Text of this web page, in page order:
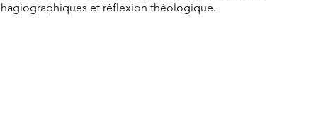
hagiographiques et réflexion théologique.